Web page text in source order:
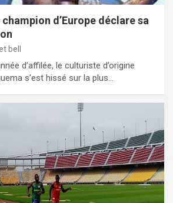
d’Europe déclare sa
bell
d’affilée, le culturiste d’origine
s’est hissé sur la plus…